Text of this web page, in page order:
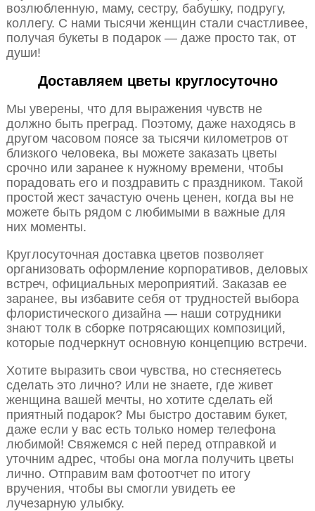
возлюбленную, маму, сестру, бабушку, подругу,
коллегу. С нами тысячи женщин стали счастливее,
получая букеты в подарок — даже просто так, от
души!
Доставляем цветы круглосуточно
Мы уверены, что для выражения чувств не
должно быть преград. Поэтому, даже находясь в
другом часовом поясе за тысячи километров от
близкого человека, вы можете заказать цветы
срочно или заранее к нужному времени, чтобы
порадовать его и поздравить с праздником. Такой
простой жест зачастую очень ценен, когда вы не
можете быть рядом с любимыми в важные для
них моменты.
Круглосуточная доставка цветов позволяет
организовать оформление корпоративов, деловых
встреч, официальных мероприятий. Заказав ее
заранее, вы избавите себя от трудностей выбора
флористического дизайна — наши сотрудники
знают толк в сборке потрясающих композиций,
которые подчеркнут основную концепцию встречи.
Хотите выразить свои чувства, но стесняетесь
сделать это лично? Или не знаете, где живет
женщина вашей мечты, но хотите сделать ей
приятный подарок? Мы быстро доставим букет,
даже если у вас есть только номер телефона
любимой! Свяжемся с ней перед отправкой и
уточним адрес, чтобы она могла получить цветы
лично. Отправим вам фотоотчет по итогу
вручения, чтобы вы смогли увидеть ее
лучезарную улыбку.